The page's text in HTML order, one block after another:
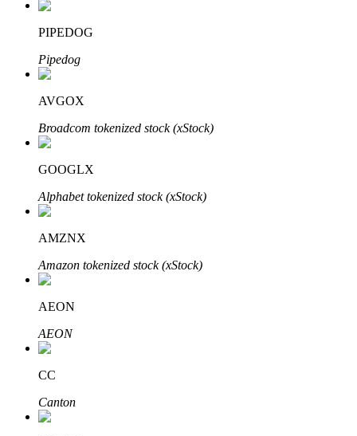
Investasi Otomatis
Raih keuntungan jangka panjang dan kepentingan fleksibel
Pelajari Staking
Pelajari tentang mendapatkan penghasilan pasif
PIPEDOG
Pipedog
AVGOX
Broadcom tokenized stock (xStock)
GOOGLX
Alphabet tokenized stock (xStock)
AMZNX
Amazon tokenized stock (xStock)
AEON
AEON
CC
Canton